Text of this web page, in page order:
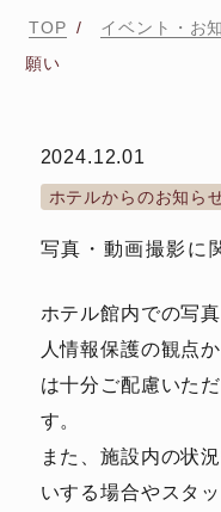
TOP イベント・お
願い
2024.12.01
ホテルからのお知ら
写真・動画撮影に
ホテル館内での写
人情報保護の観点
は十分ご配慮いた
す。
また、施設内の状
いする場合やスタ